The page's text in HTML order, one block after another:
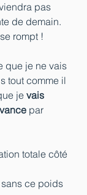
pas
de demain.
rompt !
que je ne vais
tout comme il
je vais
par
totale côté
sans ce poids